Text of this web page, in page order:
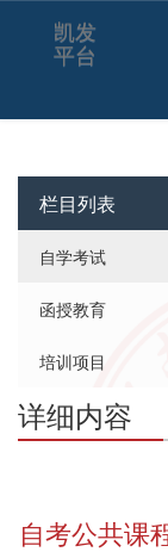
凯发
平台
栏目列表
自学考试
函授教育
培训项目
详细内容
自考公共课